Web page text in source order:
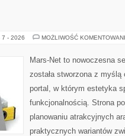
7 - 2026 MOŻLIWOŚĆ
Mars-Net to nowoczesna
została stworzona z
portal, w którym estetyka
funkcjonalnością. Strona
planowaniu atrakcyjnych
praktycznych wariantów